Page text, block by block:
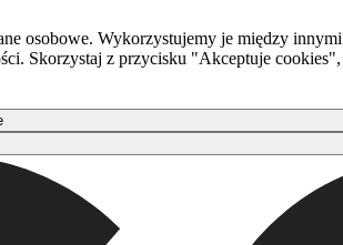
osobowe. Wykorzystujemy je między
Skorzystaj z przycisku "Akceptuje